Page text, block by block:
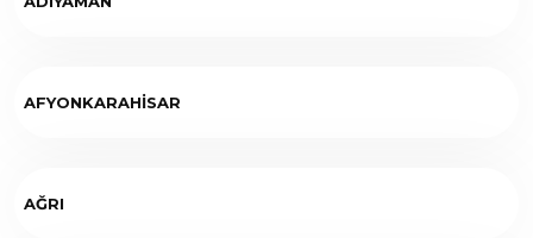
AFYONKARAHİSAR
AĞRI